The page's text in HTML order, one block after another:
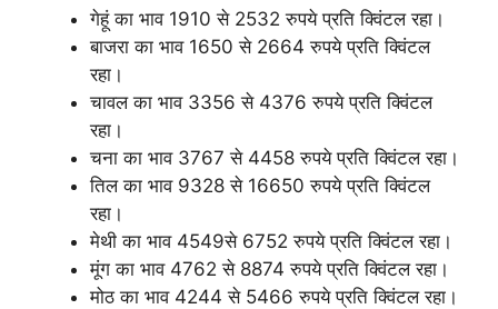
गेहूं का भाव 1910 से 2532 रुपये प्रति क्विंटल रहा।
बाजरा का भाव 1650 से 2664 रुपये प्रति क्विंटल
रहा।
चावल का भाव 3356 से 4376 रुपये प्रति क्विंटल
रहा।
चना का भाव 3767 से 4458 रुपये प्रति क्विंटल रहा।
तिल का भाव 9328 से 16650 रुपये प्रति क्विंटल
रहा।
मेथी का भाव 4549से 6752 रुपये प्रति क्विंटल रहा।
मूंग का भाव 4762 से 8874 रुपये प्रति क्विंटल रहा।
मोठ का भाव 4244 से 5466 रुपये प्रति क्विंटल रहा।